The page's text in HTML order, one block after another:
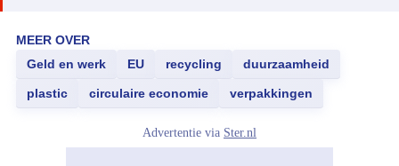
MEER OVER
Geld en werk
EU recycling duurzaamheid
plastic circulaire economie verpakkingen
Advertentie via Ster.nl